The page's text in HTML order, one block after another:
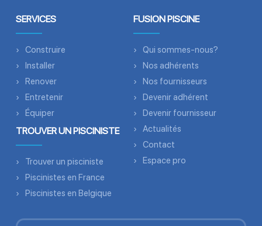
SERVICES
Construire
Installer
Renover
Entretenir
Équiper
TROUVER UN PISCINISTE
Trouver un pisciniste
Piscinistes en France
Piscinistes en Belgique
FUSION PISCINE
Qui sommes-nous?
Nos adhérents
Nos fournisseurs
Devenir adhérent
Devenir fournisseur
Actualités
Contact
Espace pro